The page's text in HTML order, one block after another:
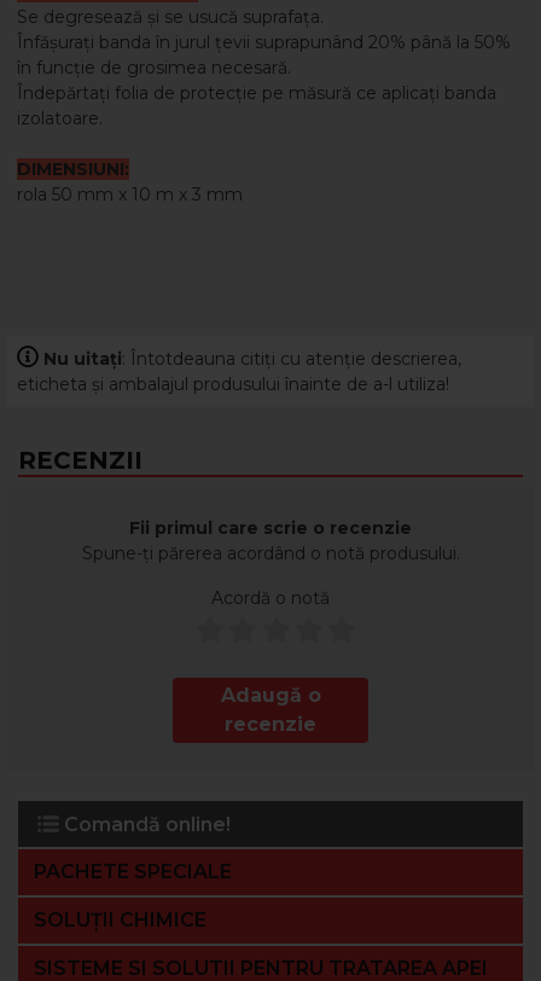
Comandă online!
PACHETE SPECIALE
SOLUȚII CHIMICE
SISTEME SI SOLUTII PENTRU TRATAREA APEI
Se degresează și se usucă suprafața.
Înfășurați banda în jurul țevii suprapunând 20% până la 50%
în funcție de grosimea necesară.
Îndepărtați folia de protecție pe măsură ce aplicați banda
izolatoare.
DIMENSIUNI:
rola 50 mm x 10 m x 3 mm
Nu uitați: Întotdeauna citiți cu atenție descrierea,
eticheta și ambalajul produsului înainte de a-l utiliza!
RECENZII
Fii primul care scrie o recenzie
Spune-ți părerea acordând o notă produsului.
Acordă o notă
Adaugă o
recenzie